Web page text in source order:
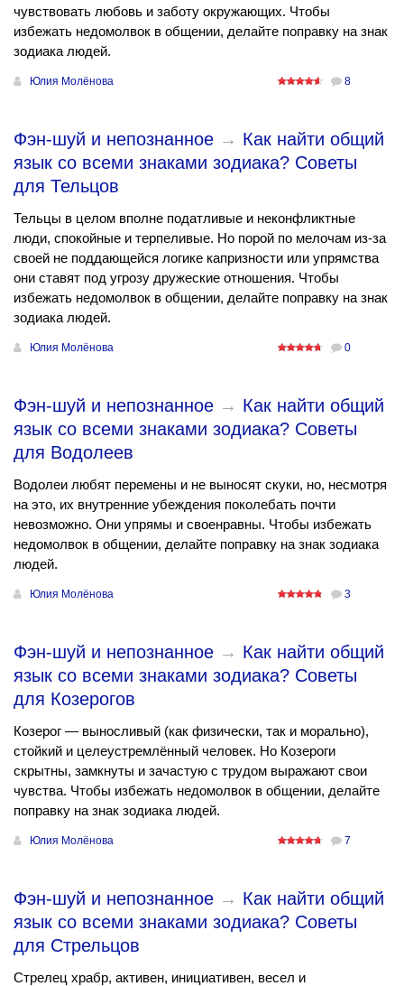
чувствовать любовь и заботу окружающих. Чтобы
избежать недомолвок в общении, делайте поправку на знак
зодиака людей.
Юлия Молёнова 8
Фэн-шуй и непознанное → Как найти общий
язык со всеми знаками зодиака? Советы
для Тельцов
Тельцы в целом вполне податливые и неконфликтные
люди, спокойные и терпеливые. Но порой по мелочам из-за
своей не поддающейся логике капризности или упрямства
они ставят под угрозу дружеские отношения. Чтобы
избежать недомолвок в общении, делайте поправку на знак
зодиака людей.
Юлия Молёнова 0
Фэн-шуй и непознанное → Как найти общий
язык со всеми знаками зодиака? Советы
для Водолеев
Водолеи любят перемены и не выносят скуки, но, несмотря
на это, их внутренние убеждения поколебать почти
невозможно. Они упрямы и своенравны. Чтобы избежать
недомолвок в общении, делайте поправку на знак зодиака
людей.
Юлия Молёнова 3
Фэн-шуй и непознанное → Как найти общий
язык со всеми знаками зодиака? Советы
для Козерогов
Козерог — выносливый (как физически, так и морально),
стойкий и целеустремлённый человек. Но Козероги
скрытны, замкнуты и зачастую с трудом выражают свои
чувства. Чтобы избежать недомолвок в общении, делайте
поправку на знак зодиака людей.
Юлия Молёнова 7
Фэн-шуй и непознанное → Как найти общий
язык со всеми знаками зодиака? Советы
для Стрельцов
Стрелец храбр, активен, инициативен, весел и